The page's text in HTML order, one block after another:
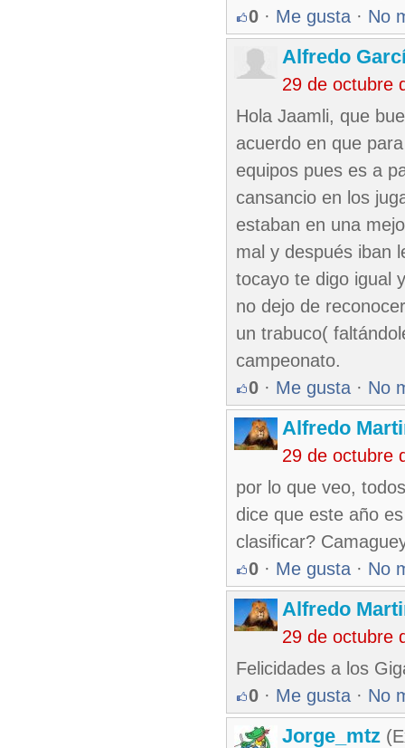
0 · Me gusta · No
Alfredo
29 de octubre
Hola Jaamli, que
acuerdo en que
equipos pues es a
cansancio en los
estaban en una
mal y después iban
tocayo te digo igual
no dejo de
un trabuco(
campeonato.
0 · Me gusta · No
Alfredo
29 de octubre
por lo que veo,
dice que este año
clasificar?
0 · Me gusta · No
Alfredo
29 de octubre
Felicidades a los
0 · Me gusta · No
Jorge_mtz